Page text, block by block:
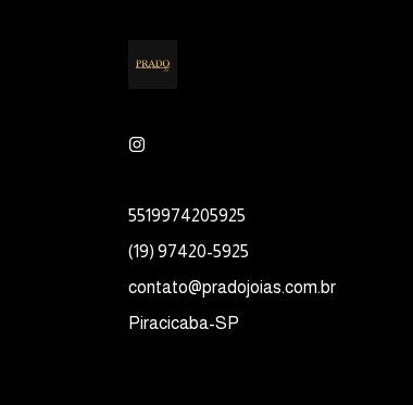
5519974205925
(19) 97420-5925
contato@pradojoias.com.br
Piracicaba-SP